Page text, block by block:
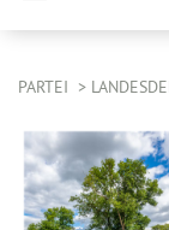
PARTEI